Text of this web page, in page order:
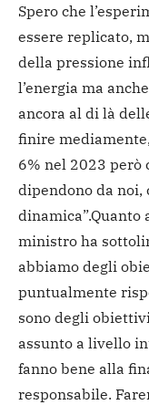
Spero che
essere replicato,
della pressione
l’energia ma
ancora al di là
finire
6% nel 2023 però
dipendono da noi,
dinamica”.Quanto
ministro ha
abbiamo degli
puntualmente
sono degli
assunto a livello
fanno bene alla
responsabile.